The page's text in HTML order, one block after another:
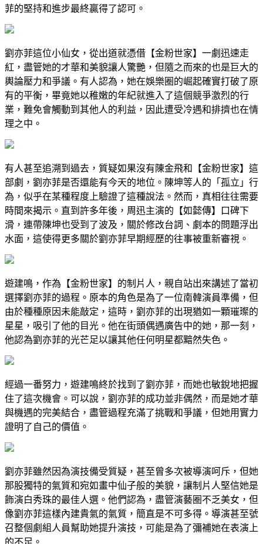
菲的堅持和進步最終贏得了認可。
劉亦菲這位小仙女，從出道就憑借【金粉世家】一劇迅速走
紅，盡管她的才華和美貌讓人驚艷，但隨之而來的也是巨大的
輿論壓力和爭議。有人認為，她在娛樂圈的崛起確實打破了原
有的平衡，畢竟她以稚嫩的年紀就進入了這個競爭激烈的行
業，難免會觸動到其他人的利益，因此遭受冷遇和排擠也在情
理之中。
有人甚至追溯到過去，質疑如果沒有陳金飛和【金粉世家】這
部劇，劉亦菲是否還能有今天的地位。陳坤等人的「孤立」行
為，似乎在某種程度上驗證了這種說法。然而，真相往往需要
時間來揭示。直到許多年後，周迅主演的【如懿傳】口碑下
滑，連帶陳坤也受到了波及，關於修改台詞、劇本的問題浮出
水面，這使得更多關於劉亦菲早期經歷的往事被重新審視。
遊建鳴，作為【金粉世家】的制片人，親自站出來講述了當初
選擇劉亦菲的過程。原本的角色是為了一位南韓演員準備，但
由於種種原因未能敲定，這時，劉亦菲的出現猶如一顆璀璨的
星星，吸引了他的目光。他在街頭偶遇廣告中的她，那一刻，
他認為劉亦菲的光芒足以讓其他任何明星都黯然失色。
經過一番努力，遊建鳴終於找到了劉亦菲，而她也敏銳地把握
住了這次機會。可以說，劉亦菲的成功並非偶然，而是她才華
與機遇的完美結合，盡管過程充滿了挑戰和爭議，但她用實力
證明了自己的價值。
劉亦菲雖然因為演技備受質疑，甚至曾多次被導演呵斥，但她
那股獨特的氣質和宛如畫中仙子般的美貌，讓制片人堅信她是
飾演白秀珠的最佳人選。他們認為，盡管演藝圈不乏美女，但
像劉亦菲這樣內建貴氣的氣質，簡直是不可多得。導演甚至號
召整個劇組人員幫助她提升演技，可能是為了彌補她在表演上
的不足。